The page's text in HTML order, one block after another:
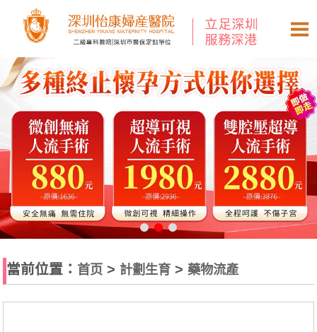
當前位置： 首页 > 計劃生育 > 藥物流產